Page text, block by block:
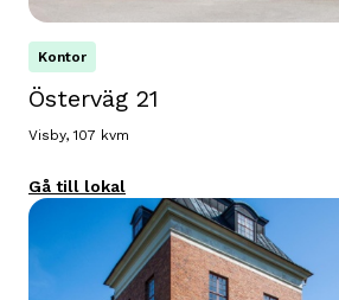
Kontor
Österväg 21
Visby, 107 kvm
Gå till lokal